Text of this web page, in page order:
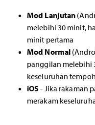
Mod Lanjutan
melebihi 30 minit,
minit pertama
Mod Normal
panggilan melebihi
keseluruhan tempoh
iOS - Jika rakaman
merakam